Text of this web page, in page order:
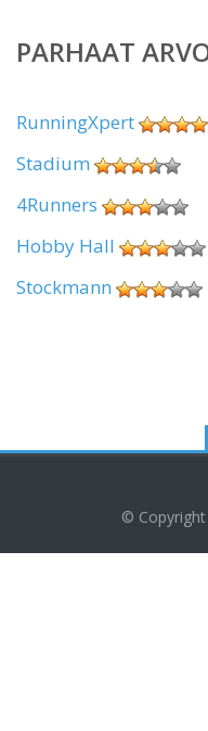
PARHAAT
RunningXpert
Stadium
4Runners
Hobby Hall
Stockmann
© Copyright